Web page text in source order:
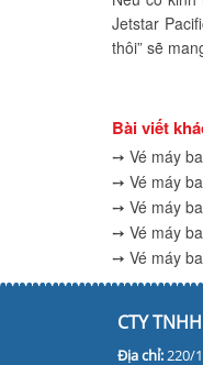
Jetstar
thôi” sẽ
Bài viết
➙ Vé máy
➙ Vé máy
➙ Vé máy
➙ Vé máy
➙ Vé máy
CTY
Địa chỉ:220/